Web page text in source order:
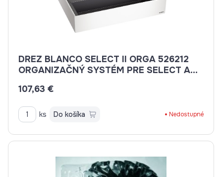
DREZ BLANCO SELECT II ORGA 526212
ORGANIZAČNÝ SYSTÉM PRE SELECT A
107,63 €
ks Do košíka Nedostupné